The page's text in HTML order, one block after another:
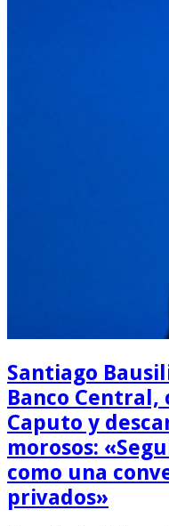
Santiago
Banco Central,
Caputo y
morosos:
como una
privados»